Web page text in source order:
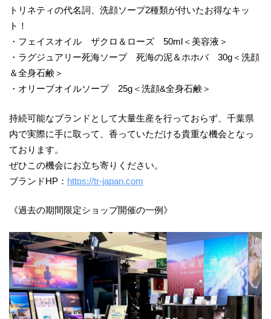
トリネティの代名詞、洗顔ソープ2種類が付いたお得なキッ
ト！
・フェイスオイル ザクロ＆ローズ 50ml＜美容液＞
・ラグジュアリー死海ソープ 死海の泥＆ホホバ 30g＜洗顔
＆全身石鹸＞
・オリーブオイルソープ 25g＜洗顔&全身石鹸＞
持続可能なブランドとして⼤量⽣産を⾏っておらず、千葉県
内で実際に手に取って、香っていただける貴重な機会となっ
ております。
ぜひこの機会にお⽴ち寄りください。
ブランドHP： https://tr-japan.com
《過去の期間限定ショップ開催の一例》